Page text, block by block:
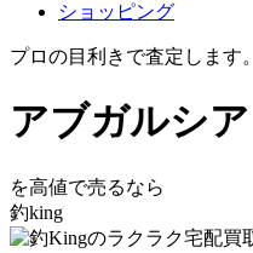
ショッピング
プロの目利きで査定します。
アブガルシア
を高値で売るなら
釣king